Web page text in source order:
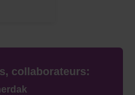
collaborateurs: